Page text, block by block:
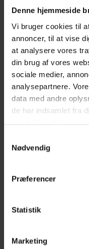
Denne hjemmeside
Vi bruger cookies til
annoncer, til at vise
at analysere vores
din brug af vores
sociale medier,
analysepartnere.
data med andre
de har indsamlet fra
samtykker til vores
Nødvendig
Præferencer
Statistik
Marketing
vandreruter i den
Book din ferie i dag
Giv dig selv og din
hyggelige sommerhus i
glæd jer til en ferie fyldt
naturoplevelser.
HUSDYR:
Hund tilladt.
GODT AT VIDE:
Ingen udlejning til
Terrasse.
3 soveværelser. 1 med
enkeltsenge (90x200
Sengelinned er ikke